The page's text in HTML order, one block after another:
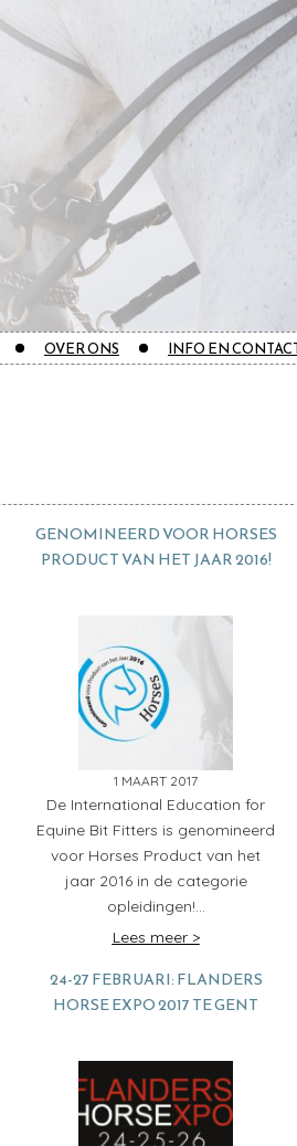
OVER ONS INFO EN
GENOMINEERD VOOR HORSES
PRODUCT VAN HET JAAR 2016!
1 MAART 2017
De International Education for
Equine Bit Fitters is genomineerd
voor Horses Product van het
jaar 2016 in de categorie
opleidingen!…
Lees meer >
24-27 FEBRUARI: FLANDERS
HORSE EXPO 2017 TE GENT